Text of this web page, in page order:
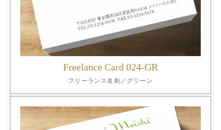
Freelance Card 024-GR
フリーランス名刺／グリーン